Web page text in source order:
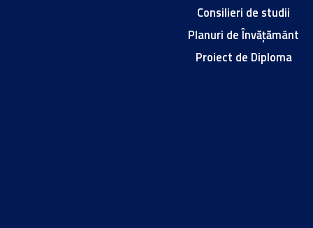
Consilieri de studii
Planuri de Învățământ
Proiect de Diploma